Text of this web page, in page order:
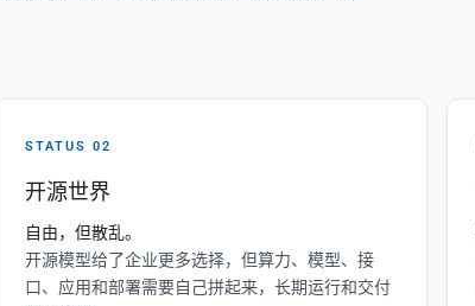
STATUS 02
开源世界
自由，但散乱。
开源模型给了企业更多选择，但算力、模型、接
口、应用和部署需要自己拼起来，长期运行和交付